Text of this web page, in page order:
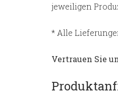
jeweiligen
* Alle
Vertrauen Sie